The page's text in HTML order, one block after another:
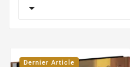

Dernier Article